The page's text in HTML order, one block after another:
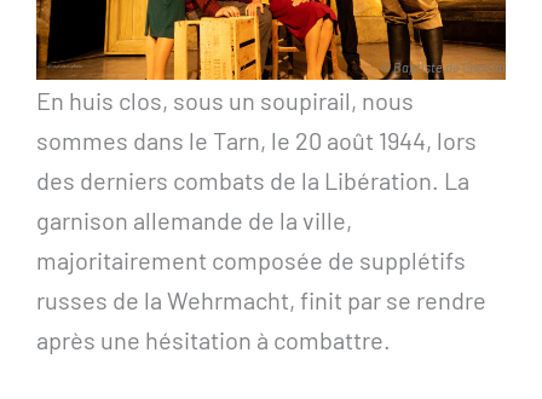
© Baptiste de Concini
En huis clos, sous un soupirail, nous
sommes dans le Tarn, le 20 août 1944, lors
des derniers combats de la Libération. La
garnison allemande de la ville,
majoritairement composée de supplétifs
russes de la Wehrmacht, finit par se rendre
après une hésitation à combattre.